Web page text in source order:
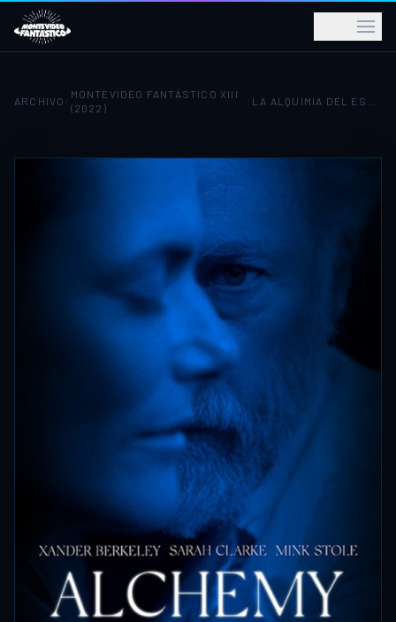
ARCHIVO
MONTEVIDEO FANTÁSTICO XIII
(2022)